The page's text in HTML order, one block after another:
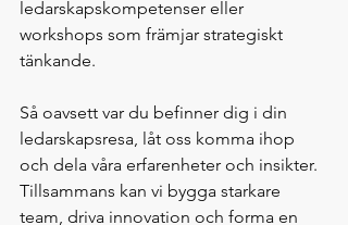
ledarskapskompetenser eller
workshops som främjar strategiskt
tänkande.
Så oavsett var du befinner dig i din
ledarskapsresa, låt oss komma ihop
och dela våra erfarenheter och insikter.
Tillsammans kan vi bygga starkare
team, driva innovation och forma en